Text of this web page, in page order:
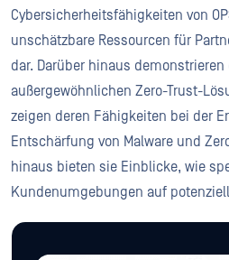
Cybersicherheitsfähigkeiten von
unschätzbare Ressourcen für
dar. Darüber hinaus demonstrieren
außergewöhnlichen Zero-Trust-
zeigen deren Fähigkeiten bei der
Entschärfung von Malware und
hinaus bieten sie Einblicke, wie
Kundenumgebungen auf